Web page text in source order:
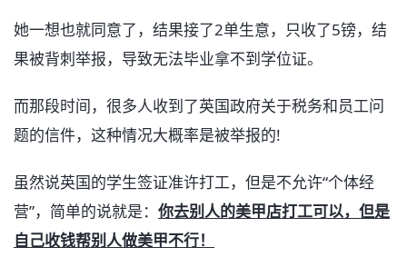
她一想也就同意了，结果接了2单生意，只收了5镑，结
果被背刺举报，导致无法毕业拿不到学位证。
而那段时间，很多人收到了英国政府关于税务和员工问
题的信件，这种情况大概率是被举报的!
虽然说英国的学生签证准许打工，但是不允许“个体经
营”，简单的说就是： 你去别人的美甲店打工可以，但是
自己收钱帮别人做美甲不行！